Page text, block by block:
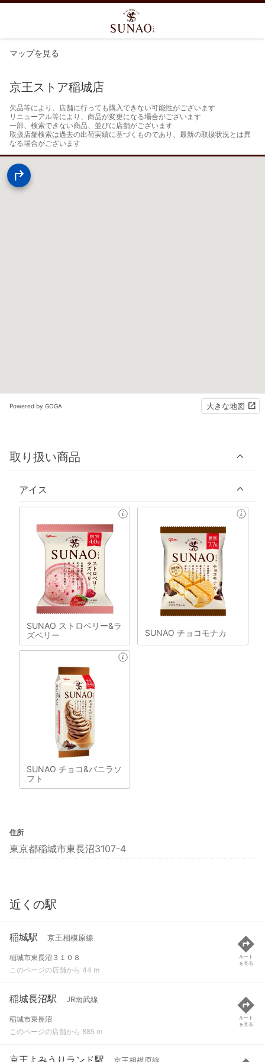
マップを見る
京王ストア稲城店
欠品等により、店舗に行っても購入できない可能性がございます
リニューアル等により、商品が変更になる場合がございます
一部、検索できない商品、並びに店舗がございます
取扱店舗検索は過去の出荷実績に基づくものであり、最新の取扱状況とは異
なる場合がございます
Powered by GOGA 大きな地図
取り扱い商品
アイス
SUNAO ストロベリー&ラ
ズベリー
SUNAO チョコモナカ
SUNAO チョコ&バニラソ
フト
住所
東京都稲城市東長沼3107-4
近くの駅
稲城駅 京王相模原線
稲城市東長沼３１０８
このページの店舗から 44 m
ルート
を見る
稲城長沼駅 JR南武線
稲城市東長沼
このページの店舗から 885 m
ルート
を見る
京王よみうりランド駅